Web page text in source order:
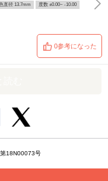
直径 13.7mm 度数 ±0.00~ -10.00
0参考になった
18N00073号